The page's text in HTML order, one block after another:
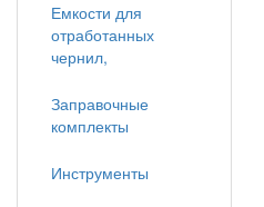
Емкости для
отработанных
чернил,
Заправочные
комплекты
Инструменты